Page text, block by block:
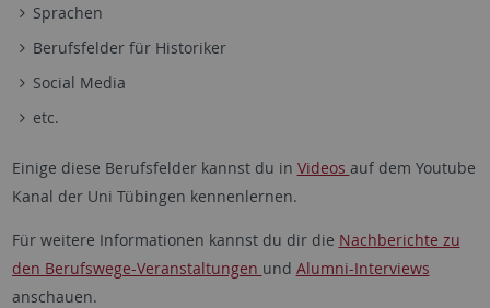
Sprachen
Berufsfelder für Historiker
Social Media
etc.
Einige diese Berufsfelder kannst du in Videos auf dem Youtube
Kanal der Uni Tübingen kennenlernen.
Für weitere Informationen kannst du dir die Nachberichte zu
den Berufswege-Veranstaltungen und Alumni-Interviews
anschauen.